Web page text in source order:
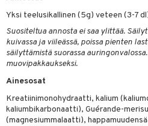
Yksi teelusikallinen (5g) veteen (3-7
Suositeltua annosta ei saa ylittää.
kuivassa ja viileässä, poissa pienten
säilyttämistä suorassa
muovipakkaukseksi.
Ainesosat
Kreatiinimonohydraatti, kalium
kaliumbikarbonaatti), Guérande-
(magnesiummalaatti),